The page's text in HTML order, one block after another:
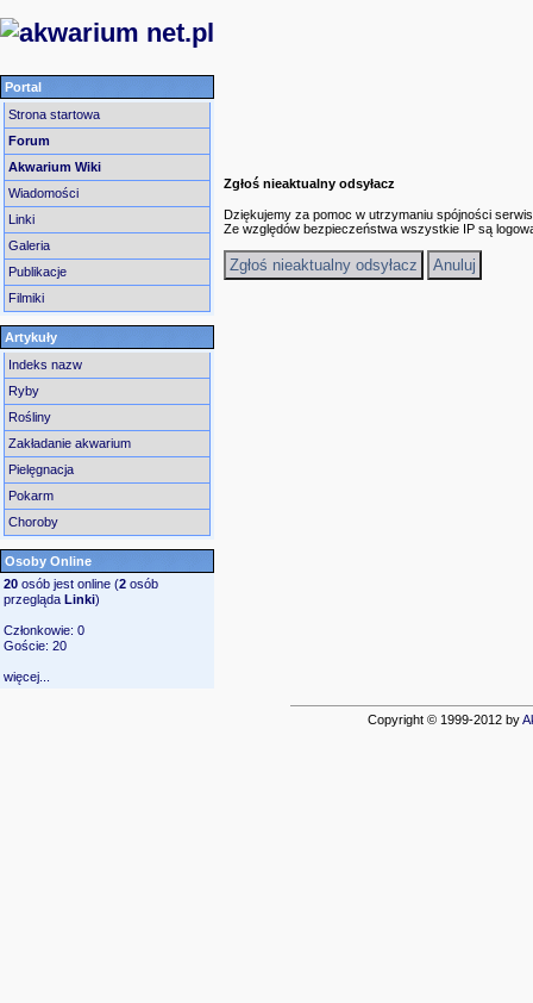
Portal
Strona startowa
Forum
Akwarium Wiki
Wiadomości
Linki
Galeria
Publikacje
Filmiki
Artykuły
Indeks nazw
Ryby
Rośliny
Zakładanie akwarium
Pielęgnacja
Pokarm
Choroby
Osoby Online
20 osób jest online (2 osób
przegląda Linki)
Członkowie: 0
Goście: 20
więcej...
Zgłoś nieaktualny odsyłacz
Dziękujemy za pomoc w utrzymaniu spójności
Ze względów bezpieczeństwa wszystkie IP są
Copyright © 1999-2012 by